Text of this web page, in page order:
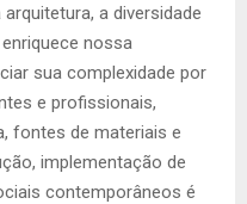
a diversidade
nossa
sua complexidade por
e profissionais,
fontes de materiais e
implementação de
contemporâneos é